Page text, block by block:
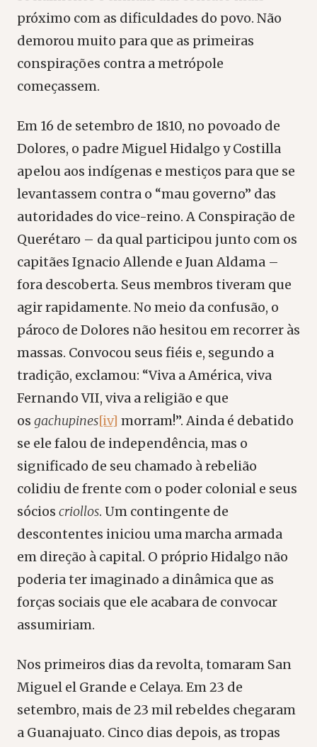
próximo com as dificuldades do povo. Não
demorou muito para que as primeiras
conspirações contra a metrópole
começassem.
Em 16 de setembro de 1810, no povoado de
Dolores, o padre Miguel Hidalgo y Costilla
apelou aos indígenas e mestiços para que se
levantassem contra o “mau governo” das
autoridades do vice-reino. A Conspiração de
Querétaro – da qual participou junto com os
capitães Ignacio Allende e Juan Aldama –
fora descoberta. Seus membros tiveram que
agir rapidamente. No meio da confusão, o
pároco de Dolores não hesitou em recorrer às
massas. Convocou seus fiéis e, segundo a
tradição, exclamou: “Viva a América, viva
Fernando VII, viva a religião e que
os gachupines[iv] morram!”. Ainda é debatido
se ele falou de independência, mas o
significado de seu chamado à rebelião
colidiu de frente com o poder colonial e seus
sócios criollos. Um contingente de
descontentes iniciou uma marcha armada
em direção à capital. O próprio Hidalgo não
poderia ter imaginado a dinâmica que as
forças sociais que ele acabara de convocar
assumiriam.
Nos primeiros dias da revolta, tomaram San
Miguel el Grande e Celaya. Em 23 de
setembro, mais de 23 mil rebeldes chegaram
a Guanajuato. Cinco dias depois, as tropas